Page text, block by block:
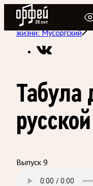
Радио Орфей
Радио классической
жизни: Мусоргский
Табула
Выпуск 9